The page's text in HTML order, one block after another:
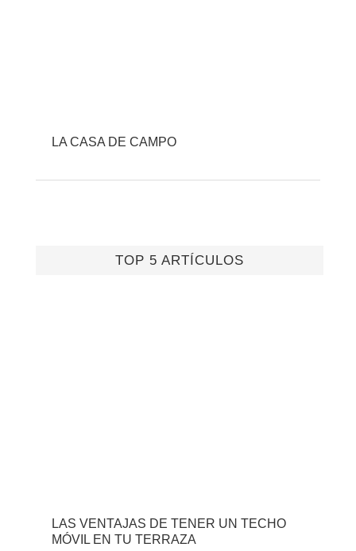
LA CASA DE CAMPO
TOP 5 ARTÍCULOS
LAS VENTAJAS DE TENER UN TECHO
MÓVIL EN TU TERRAZA